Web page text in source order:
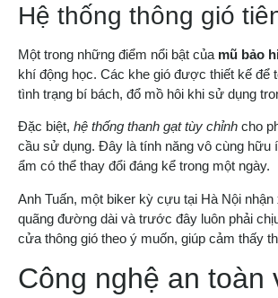
Hệ thống thông gió
Một trong những điểm nổi bật của mũ bảo
khí động học. Các khe gió được thiết kế để
tình trạng bí bách, đổ mồ hôi khi sử dụng
Đặc biệt, hệ thống thanh gạt tùy chỉnh cho
cầu sử dụng. Đây là tính năng vô cùng hữu
ẩm có thể thay đổi đáng kể trong một ngày.
Anh Tuấn, một biker kỳ cựu tại Hà Nội nhận
quãng đường dài và trước đây luôn phải
cửa thông gió theo ý muốn, giúp cảm thấy
Công nghệ an toàn